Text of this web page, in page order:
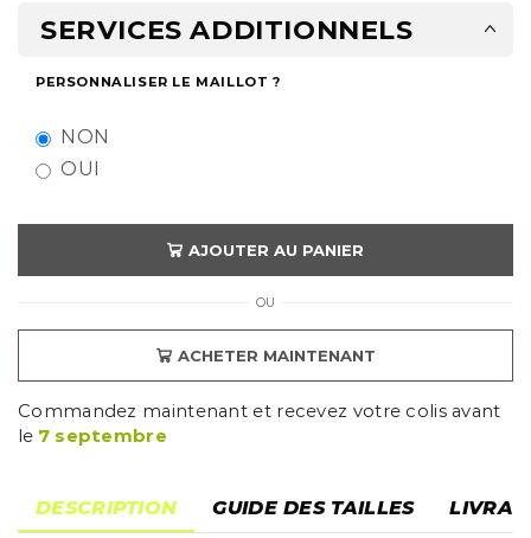
SERVICES ADDITIONNELS
PERSONNALISER LE MAILLOT ?
NON
OUI
AJOUTER AU PANIER
OU
ACHETER MAINTENANT
Commandez maintenant et recevez votre colis avant
le 7 septembre
DESCRIPTION GUIDE DES TAILLES